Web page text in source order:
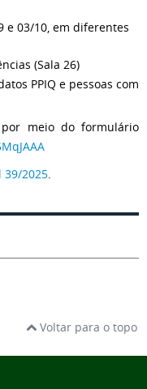
e 03/10, em diferentes
(Sala 26)
PPIQ e pessoas com
meio do formulário
39/2025.
Voltar para o topo